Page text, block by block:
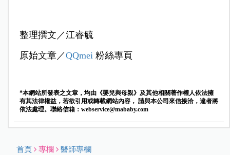
整理撰文／江睿毓
原始文章／QQmei粉絲專頁
*本網站所發表之文章，均由《嬰兒與母親》及其他相關著作權人依法擁
有其法律權益，若欲引用或轉載網站內容， 請與本公司來信接洽，違者將
依法處理。聯絡信箱： webservice@mababy.com
首頁 專欄 醫師專欄